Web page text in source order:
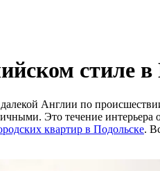
стиле в
Англии по
Это течение
квартир в Подольске.